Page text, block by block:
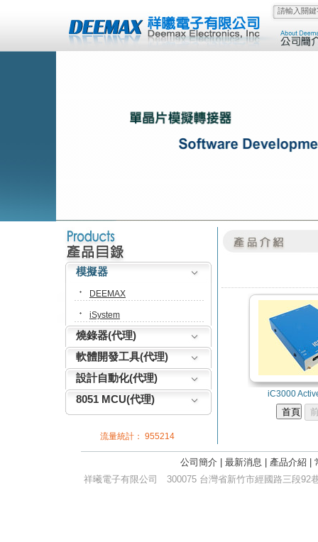
模擬器
DEEMAX
iSystem
燒錄器(代理)
軟體開發工具(代理)
設計自動化(代理)
8051 MCU(代理)
流量統計： 955214
iC3000
公司簡介 最新消息 產品介紹
祥曦電子有限公司
300075 台灣省新竹市經國路三段92